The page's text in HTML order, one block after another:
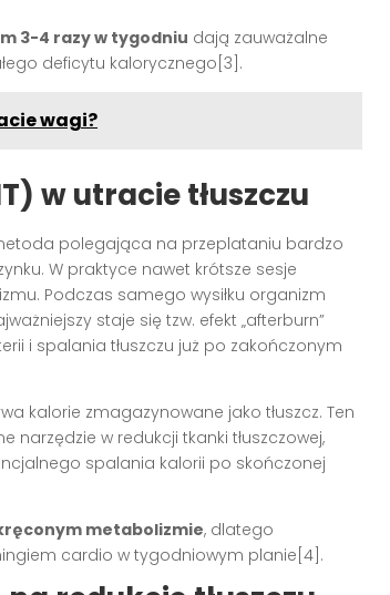
3-4 razy w tygodniu dają zauważalne
deficytu kalorycznego[3].
wagi?
w utracie tłuszczu
polegająca na przeplataniu bardzo
W praktyce nawet krótsze sesje
Podczas samego wysiłku organizm
staje się tzw. efekt „afterburn”
i spalania tłuszczu już po zakończonym
kalorie zmagazynowane jako tłuszcz. Ten
narzędzie w redukcji tkanki tłuszczowej,
spalania kalorii po skończonej
metabolizmie, dlatego
cardio w tygodniowym planie[4].